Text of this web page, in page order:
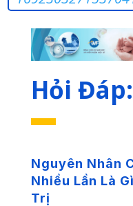
Hỏi Đáp:
Nguyên Nhân
Nhiều Lần Là
Trị